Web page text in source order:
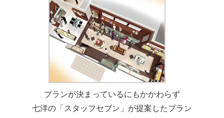
プランが決まっているにもかかわらず
七洋の「スタッフセブン」が提案したプラン